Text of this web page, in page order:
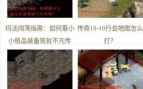
玛法闯荡指南：如何靠小
小极品装备筑就不凡传
奇？
传奇18-10行会地图怎么
打？